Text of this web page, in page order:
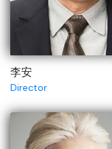
李安
Director